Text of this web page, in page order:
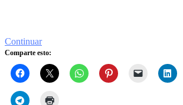
Continuar
Comparte esto: